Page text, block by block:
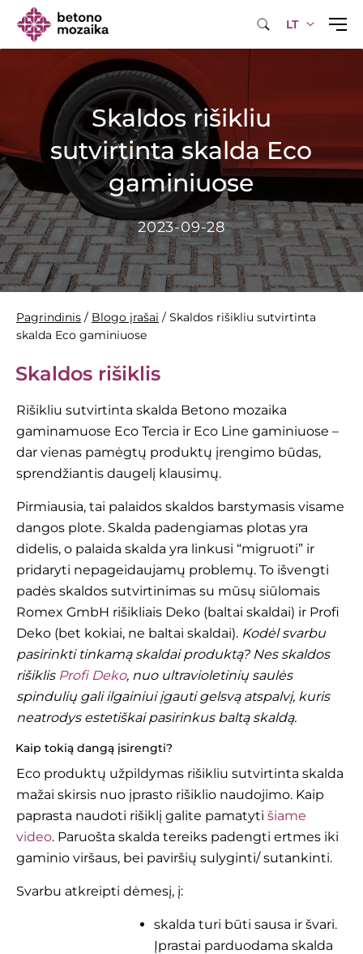
LT
Skaldos rišikliu
sutvirtinta skalda Eco
gaminiuose
2023-09-28
Pagrindinis / Blogo įrašai / Skaldos rišikliu sutvirtinta
skalda Eco gaminiuose
Skaldos rišiklis
Rišikliu sutvirtinta skalda Betono mozaika
gaminamuose Eco Tercia ir Eco Line gaminiuose –
dar vienas pamėgtų produktų įrengimo būdas,
sprendžiantis daugelį klausimų.
Pirmiausia, tai palaidos skaldos barstymasis visame
dangos plote. Skalda padengiamas plotas yra
didelis, o palaida skalda yra linkusi “migruoti” ir
pridaryti nepageidaujamų problemų. To išvengti
padės skaldos sutvirtinimas su mūsų siūlomais
Romex GmbH rišikliais Deko (baltai skaldai) ir Profi
Deko (bet kokiai, ne baltai skaldai). Kodėl svarbu
pasirinkti tinkamą skaldai produktą? Nes skaldos
rišiklis Profi Deko, nuo ultravioletinių saulės
spindulių gali ilgainiui įgauti gelsvą atspalvį, kuris
neatrodys estetiškai pasirinkus baltą skaldą.
Kaip tokią dangą įsirengti?
Eco produktų užpildymas rišikliu sutvirtinta skalda
mažai skirsis nuo įprasto rišiklio naudojimo. Kaip
paprasta naudoti rišiklį galite pamatyti šiame
video. Paruošta skalda tereiks padengti ertmes iki
gaminio viršaus, bei paviršių sulyginti/ sutankinti.
Svarbu atkreipti dėmesį, į:
skalda turi būti sausa ir švari.
Įprastai parduodama skalda